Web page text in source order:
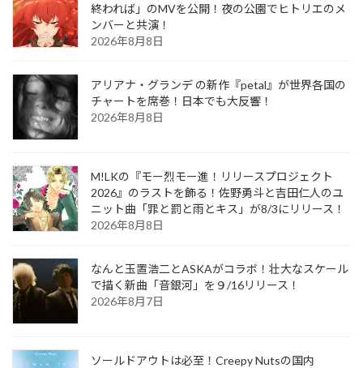
終われば」のMVを公開！夜の公園でヒトリエのメ
ンバーと共演！
2026年8月8日
アリアナ・グランデ の新作『petal』が世界各国の
チャートを席巻！日本でも大反響！
2026年8月8日
M!LKの『モー烈モー進！リリースプロジェクト
2026』のラストを飾る！佐野勇斗と吉田仁人のユ
ニット曲「罪と罰と雨とキス」が8/3にリリース！
2026年8月8日
なんと玉置浩二とASKAがコラボ！壮大なスケール
で描く新曲「音銀河」を９/16リリース！
2026年8月7日
ソールドアウトは必至！Creepy Nutsの国内